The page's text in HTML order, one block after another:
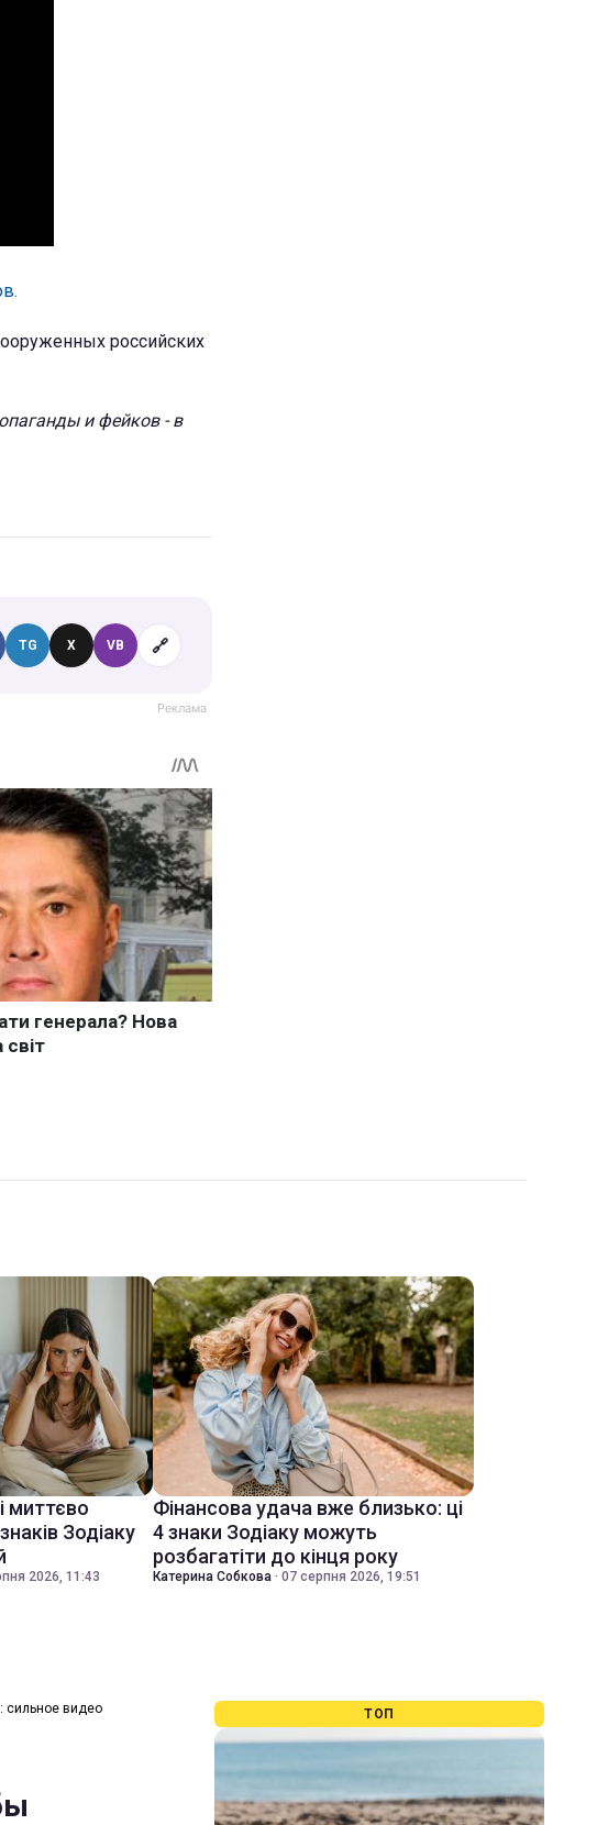
российских
и фейков - в
TG X VB 🔗
миттєво
Зодіаку
2026, 11:43
Фінансова удача вже близько: ці
4 знаки Зодіаку можуть
розбагатіти до кінця року
Катерина Собкова · 07 серпня 2026, 19:51
сильное видео ТОП